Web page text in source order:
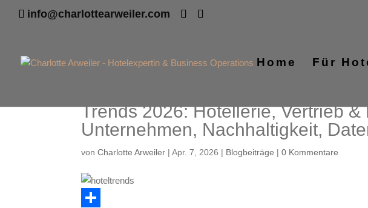
info@charlottearweiler.com
Home Für
Trends 2026: Hotellerie, Vertrieb &
Unternehmen, Nachhaltigkeit,
vonCharlotte Arweiler |Apr. 7, 2026 | Blogbeiträge |0 Kommentare